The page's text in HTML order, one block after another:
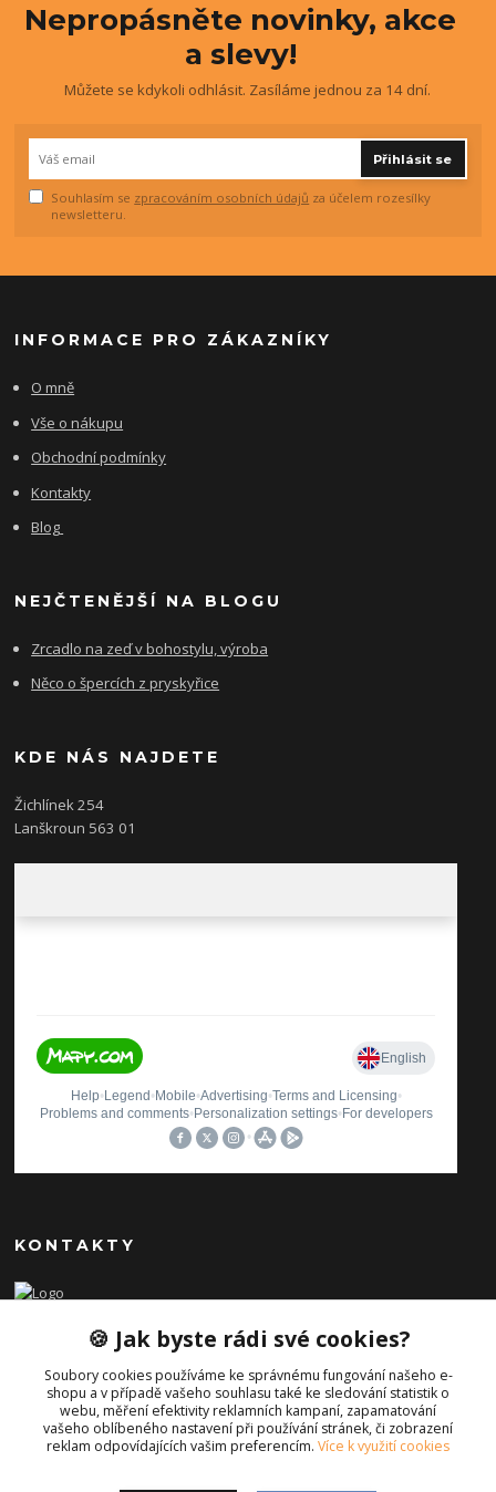
Nepropásněte novinky, akce
a slevy!
Můžete se kdykoli odhlásit. Zasíláme jednou za 14 dní.
Přihlásit se
Souhlasím se zpracováním osobních údajů za účelem rozesílky
newsletteru.
INFORMACE PRO ZÁKAZNÍKY
O mně
Vše o nákupu
Obchodní podmínky
Kontakty
Blog
NEJČTENĚJŠÍ NA BLOGU
Zrcadlo na zeď v bohostylu, výroba
Něco o špercích z pryskyřice
KDE NÁS NAJDETE
Žichlínek 254
Lanškroun 563 01
KONTAKTY
+420 606654169
(Po-Pá, 8-16 hod.)
info@iporiginal.cz
🍪 Jak byste rádi své cookies?
Soubory cookies používáme ke správnému fungování našeho e-
shopu a v případě vašeho souhlasu také ke sledování statistik o
webu, měření efektivity reklamních kampaní, zapamatování
vašeho oblíbeného nastavení při používání stránek, či zobrazení
reklam odpovídajících vašim preferencím. Více k využití cookies